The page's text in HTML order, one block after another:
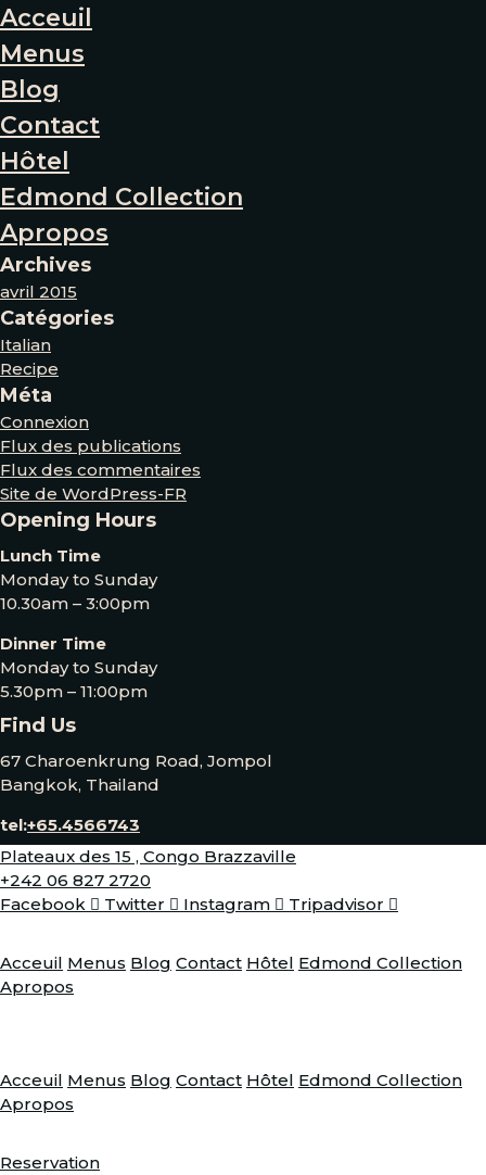
Acceuil
Menus
Blog
Contact
Hôtel
Edmond Collection
Apropos
Archives
avril 2015
Catégories
Italian
Recipe
Méta
Connexion
Flux des publications
Flux des commentaires
Site de WordPress-FR
Opening Hours
Lunch Time
Monday to Sunday
10.30am – 3:00pm
Dinner Time
Monday to Sunday
5.30pm – 11:00pm
Find Us
67 Charoenkrung Road, Jompol
Bangkok, Thailand
tel:+65.4566743
Plateaux des 15 , Congo Brazzaville
+242 06 827 2720
Facebook
Twitter Instagram Tripadvisor
Acceuil Menus Blog Contact Hôtel Edmond Collection
Apropos
Acceuil Menus Blog Contact Hôtel Edmond Collection
Apropos
Reservation